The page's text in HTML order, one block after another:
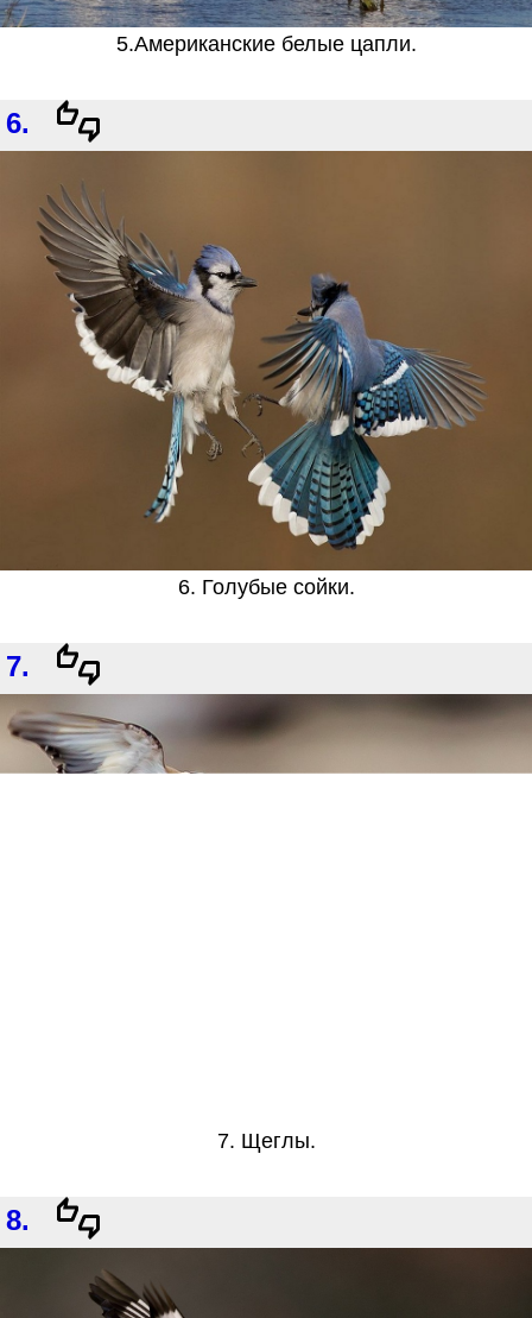
5.Американские белые цапли.
6.
6. Голубые сойки.
7.
7. Щеглы.
8.